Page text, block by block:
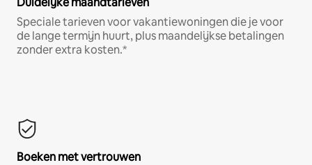
Speciale tarieven voor vakantiewoningen die je voor
de lange termijn huurt, plus maandelijkse betalingen
zonder extra kosten.*
Boeken met vertrouwen